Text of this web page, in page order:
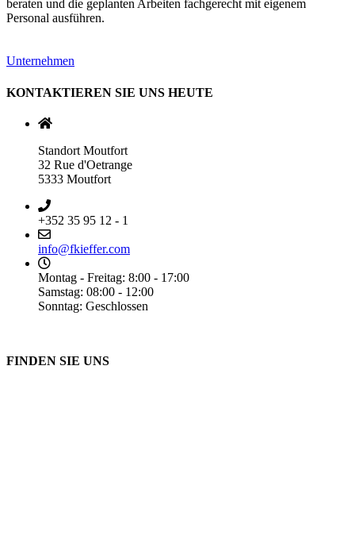
beraten und die geplanten Arbeiten fachgerecht mit eigenem
Personal ausführen.
Unternehmen
KONTAKTIEREN SIE UNS HEUTE
Standort Moutfort
32 Rue d'Oetrange
5333 Moutfort
+352 35 95 12 - 1
info@fkieffer.com
Montag - Freitag: 8:00 - 17:00
Samstag: 08:00 - 12:00
Sonntag: Geschlossen
FINDEN SIE UNS